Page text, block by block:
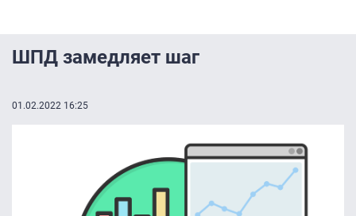
ШПД замедляет шаг
01.02.2022 16:25